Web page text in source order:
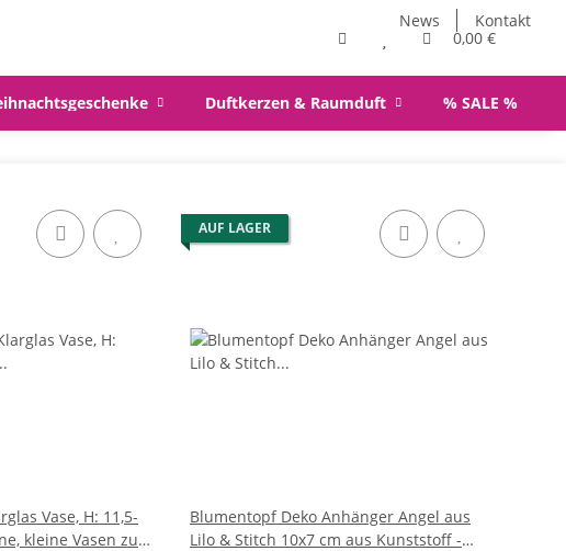
News
Kontakt
0,00 €
Duftkerzen & Raumduft % SALE %
Vase, H: 11,5-
kleine Vasen zur
AUF LAGER
Blumentopf Deko Anhänger Angel aus
Lilo & Stitch 10x7 cm aus Kunststoff -